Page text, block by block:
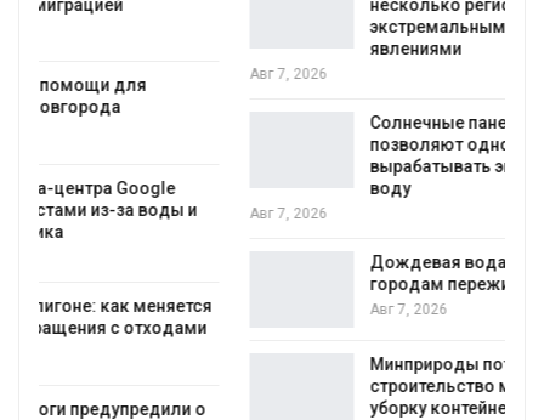
несколько регионов столкнулись с
экстремальными природными
Солнечные панели над каналами
позволяют одновременно
вырабатывать энергию и экономить
воду
Авг 7, 2026
Дождевая вода с крыш может помочь
городам переживать жару
Авг 7, 2026
Минприроды потребовало ускорить
строительство мусорных объектов и
уборку контейнерных площадок